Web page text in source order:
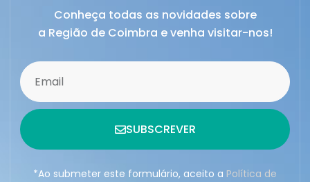
Conheça todas as novidades sobre
a Região de Coimbra e venha visitar-nos!
SUBSCREVER
*Ao submeter este formulário, aceito a Política de